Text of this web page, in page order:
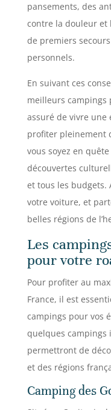
pansements, des
contre la douleur et
de premiers
personnels.
En suivant ces
meilleurs campings
assuré de vivre
profiter pleinement
vous soyez en
découvertes
et tous les budgets.
votre voiture, et
belles régions de
Les
pour votre
Pour profiter au
France, il est
campings pour vos
quelques campings
permettront de
et des régions
Camping des